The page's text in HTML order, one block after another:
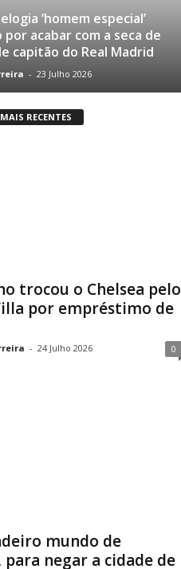
‘homem especial’
acabar com a seca de
capitão do Real Madrid
- 23 Julho 2026
RECENTES
trocou o Chelsea pelo
por empréstimo de
- 24 Julho 2026 0
mundo de
negar a cidade de